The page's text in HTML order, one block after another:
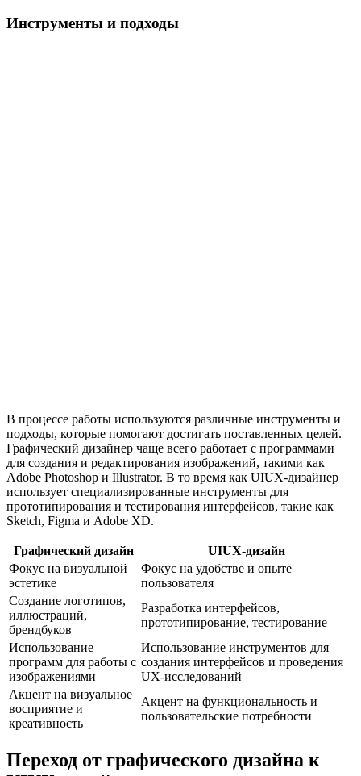
Инструменты и подходы
В процессе работы используются различные инструменты и
подходы, которые помогают достигать поставленных целей.
Графический дизайнер чаще всего работает с программами
для создания и редактирования изображений, такими как
Adobe Photoshop и Illustrator. В то время как UIUX-дизайнер
использует специализированные инструменты для
прототипирования и тестирования интерфейсов, такие как
Sketch, Figma и Adobe XD.
Графический дизайн
UIUX-дизайн
Фокус на визуальной
эстетике
Фокус на удобстве и опыте
пользователя
Создание логотипов,
иллюстраций,
брендбуков
Разработка интерфейсов,
прототипирование, тестирование
Использование
программ для работы с
изображениями
Использование инструментов для
создания интерфейсов и проведения
UX-исследований
Акцент на визуальное
восприятие и
креативность
Акцент на функциональность и
пользовательские потребности
Переход от графического дизайна к